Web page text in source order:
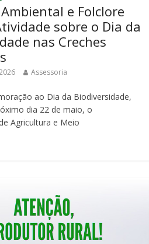
e Folclore
sobre o Dia da
nas Creches
Assessoria
ao Dia da Biodiversidade,
dia 22 de maio, o
Agricultura e Meio